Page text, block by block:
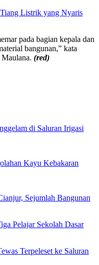
Listrik yang Nyaris
pada bagian kepala dan
bangunan,” kata
(red)
di Saluran Irigasi
Kayu Kebakaran
Sejumlah Bangunan
Pelajar Sekolah Dasar
Terpeleset ke Saluran